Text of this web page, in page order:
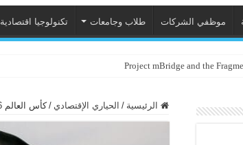
موظفي الشركات طلاب وجامعات تكنولوجيا اقتصادية
Project mBridge and the
الرئيسية / الحياري الإقتصادي / كأس العالم 2026: “ثمن الحلم” بالأرقام.. وتحدي رحلة “النشامى” الباهظة!